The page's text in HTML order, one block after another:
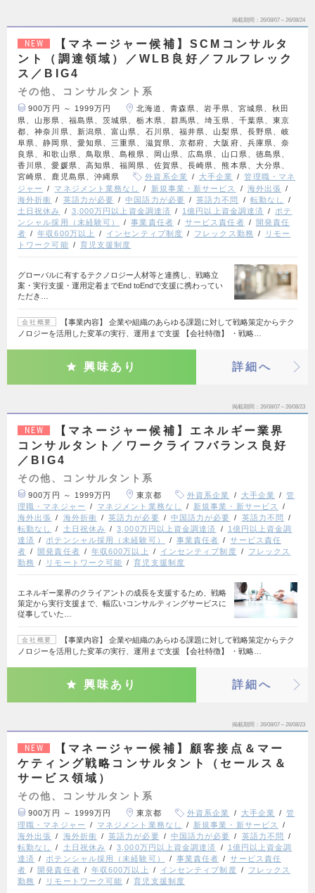
掲載期間 26/08/07～26/08/24
NEW
【マネージャー候補】SCMコンサルタ
ント（調達領域）／WLB良好／フルフレック
ス／BIG4
その他、コンサルタント系
900万円 ～ 1999万円
北海道、青森県、岩手県、宮城県、秋田
県、山形県、福島県、茨城県、栃木県、群馬県、埼玉県、千葉県、東京
都、神奈川県、新潟県、富山県、石川県、福井県、山梨県、長野県、岐
阜県、静岡県、愛知県、三重県、滋賀県、京都府、大阪府、兵庫県、奈
良県、和歌山県、鳥取県、島根県、岡山県、広島県、山口県、徳島県、
香川県、愛媛県、高知県、福岡県、佐賀県、長崎県、熊本県、大分県、
宮崎県、鹿児島県、沖縄県
外資系企業 大手企業
管理職・マネ
ジャー
マネジメント業務なし 新規事業・新サービス
海外出張
海外折衝
英語力が必要 中国語力が必要 英語力不問
転勤なし
土日祝休み
3,000万円以上資金調達済 1億円以上資金調達済
ポテ
ンシャル採用（未経験可）
事業責任者 サービス責任者
開発責任
者
年収600万以上 インセンティブ制度 フレックス勤務
リモー
トワーク可能
育児支援制度
グローバルに有するテクノロジー人材等と連携し、戦略立
案・実行支援・運用定着までEnd toEndで支援に携わってい
ただき…
会社概要
【事業内容】 企業や組織のあらゆる課題に対して戦略策定からテク
ノロジーを活用した変革の実行、運用まで支援 【会社特徴】 ・戦略…
興味あり 詳細へ
掲載期間 26/08/07～26/08/23
NEW
【マネージャー候補】エネルギー業界
コンサルタント／ワークライフバランス良好
／BIG4
その他、コンサルタント系
900万円 ～ 1999万円 東京都 外資系企業 大手企業
管
理職・マネジャー
マネジメント業務なし
新規事業・新サービス
海外出張
海外折衝 英語力が必要 中国語力が必要
英語力不問
転勤なし
土日祝休み 3,000万円以上資金調達済
1億円以上資金調
達済
ポテンシャル採用（未経験可） 事業責任者
サービス責任
者
開発責任者 年収600万以上 インセンティブ制度
フレックス
勤務
リモートワーク可能 育児支援制度
エネルギー業界のクライアントの成長を支援するため、戦略
策定から実行支援まで、幅広いコンサルティングサービスに
従事していた…
会社概要
【事業内容】 企業や組織のあらゆる課題に対して戦略策定からテク
ノロジーを活用した変革の実行、運用まで支援 【会社特徴】 ・戦略…
興味あり 詳細へ
掲載期間 26/08/07～26/08/23
NEW
【マネージャー候補】顧客接点＆マー
ケティング戦略コンサルタント（セールス＆
サービス領域）
その他、コンサルタント系
900万円 ～ 1999万円 東京都 外資系企業 大手企業
管
理職・マネジャー
マネジメント業務なし
新規事業・新サービス
海外出張
海外折衝 英語力が必要 中国語力が必要
英語力不問
転勤なし
土日祝休み 3,000万円以上資金調達済
1億円以上資金調
達済
ポテンシャル採用（未経験可） 事業責任者
サービス責任
者
開発責任者 年収600万以上 インセンティブ制度
フレックス
勤務
リモートワーク可能 育児支援制度